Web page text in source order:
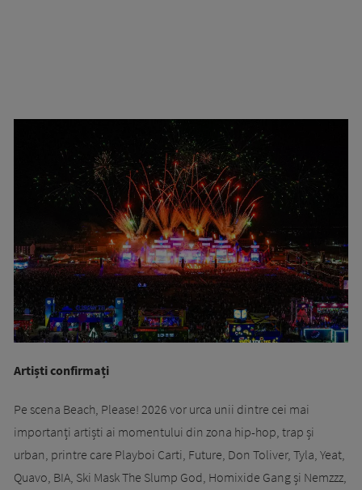
Artiști confirmați
Pe scena Beach, Please! 2026 vor urca unii dintre cei mai
importanți artiști ai momentului din zona hip-hop, trap și
urban, printre care Playboi Carti, Future, Don Toliver, Tyla, Yeat,
Quavo, BIA, Ski Mask The Slump God, Homixide Gang și Nemzzz,